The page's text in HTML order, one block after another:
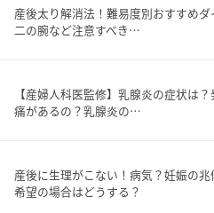
産後太り解消法！難易度別おすすめダ
二の腕など注意すべき…
【産婦人科医監修】乳腺炎の症状は
痛があるの？乳腺炎の…
産後に生理がこない！病気？妊娠の
希望の場合はどうする？